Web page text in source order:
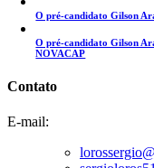
O pré-candidato Gilson
O pré-candidato Gilson
NOVACAP
Contato
E-mail: